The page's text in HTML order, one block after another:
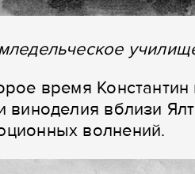
время
виноделия вблизи
волнений.